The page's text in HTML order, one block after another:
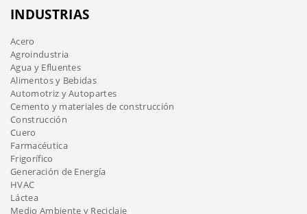
INDUSTRIAS
Acero
Agroindustria
Agua y Efluentes
Alimentos y Bebidas
Automotriz y Autopartes
Cemento y materiales de construcción
Construcción
Cuero
Farmacéutica
Frigorífico
Generación de Energía
HVAC
Láctea
Medio Ambiente y Reciclaje